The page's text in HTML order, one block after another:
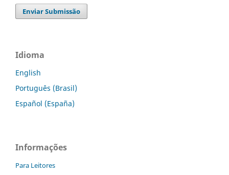
Enviar Submissão
Idioma
English
Português (Brasil)
Español (España)
Informações
Para Leitores